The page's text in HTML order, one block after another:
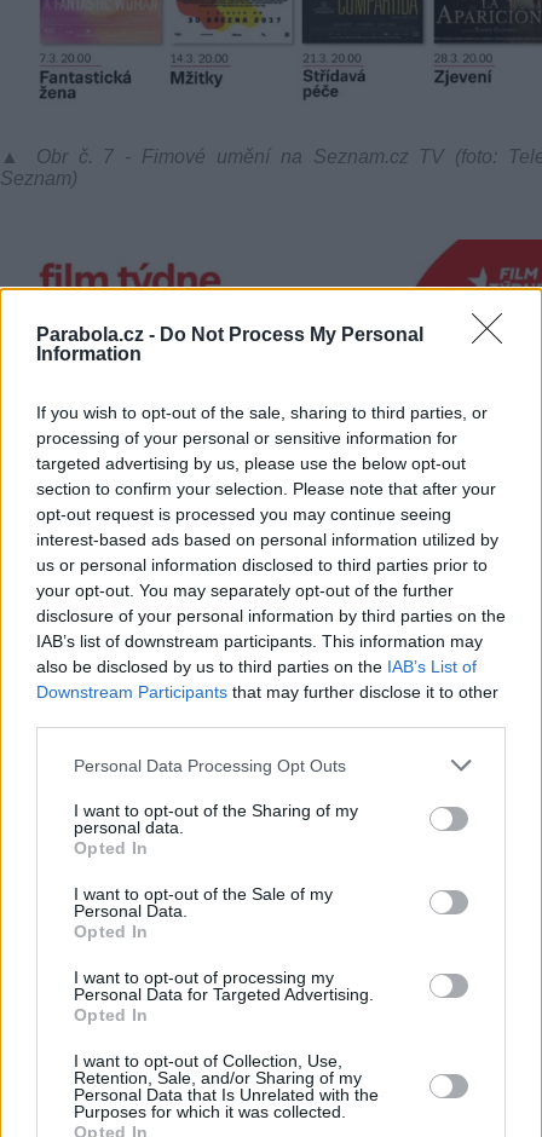
Parabola.cz - Do Not Process My Personal
Information
If you wish to opt-out of the sale, sharing to third parties, or
processing of your personal or sensitive information for
targeted advertising by us, please use the below opt-out
section to confirm your selection. Please note that after your
opt-out request is processed you may continue seeing
interest-based ads based on personal information utilized by
us or personal information disclosed to third parties prior to
your opt-out. You may separately opt-out of the further
disclosure of your personal information by third parties on the
IAB’s list of downstream participants. This information may
also be disclosed by us to third parties on the IAB’s List of
Downstream Participants that may further disclose it to other
Personal Data Processing Opt Outs
I want to opt-out of the Sharing of my
personal data.
Opted In
I want to opt-out of the Sale of my
Personal Data.
Opted In
I want to opt-out of processing my
Personal Data for Targeted Advertising.
Opted In
I want to opt-out of Collection, Use,
Retention, Sale, and/or Sharing of my
Personal Data that Is Unrelated with the
Purposes for which it was collected.
Opted In
▲ Obr č. 7 - Fimové umění na Seznam.cz TV (foto:
Seznam)
▲ Obr č. 8 - Film týdne na Seznam.cz TV (foto: Televize
redakce
FACEBOOK TWITTER
Vysílání o přírodě táhne, AXOCOM přichází s relaxační Park TV
Regionální stanice ČRo od úterý na kapacitě Skylinku
Rai jako továrna na pořady a peníze
Reklama
Pracovní nabídky
06.08.2026 -Měřící technik - elektro (Okres Prachatice)
06.08.2026 -Hledáme montážní skupiny I jednotlivce pro montáž
výzdoby (Slovenská republika, Maďarsko)